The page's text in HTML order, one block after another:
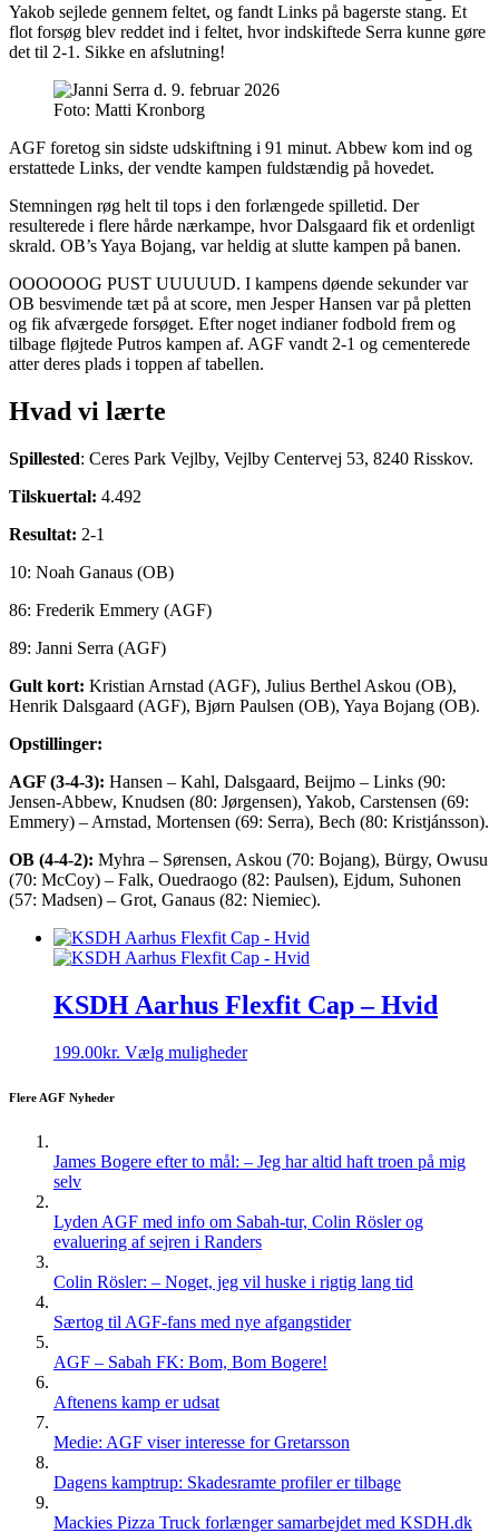
Yakob sejlede gennem feltet, og fandt Links på bagerste stang. Et
flot forsøg blev reddet ind i feltet, hvor indskiftede Serra kunne gøre
det til 2-1. Sikke en afslutning!
Foto: Matti Kronborg
AGF foretog sin sidste udskiftning i 91 minut. Abbew kom ind og
erstattede Links, der vendte kampen fuldstændig på hovedet.
Stemningen røg helt til tops i den forlængede spilletid. Der
resulterede i flere hårde nærkampe, hvor Dalsgaard fik et ordenligt
skrald. OB’s Yaya Bojang, var heldig at slutte kampen på banen.
OOOOOOG PUST UUUUUD. I kampens døende sekunder var
OB besvimende tæt på at score, men Jesper Hansen var på pletten
og fik afværgede forsøget. Efter noget indianer fodbold frem og
tilbage fløjtede Putros kampen af. AGF vandt 2-1 og cementerede
atter deres plads i toppen af tabellen.
Hvad vi lærte
Spillested: Ceres Park Vejlby, Vejlby Centervej 53, 8240 Risskov.
Tilskuertal: 4.492
Resultat: 2-1
10: Noah Ganaus (OB)
86: Frederik Emmery (AGF)
89: Janni Serra (AGF)
Gult kort: Kristian Arnstad (AGF), Julius Berthel Askou (OB),
Henrik Dalsgaard (AGF), Bjørn Paulsen (OB), Yaya Bojang (OB).
Opstillinger:
AGF (3-4-3): Hansen – Kahl, Dalsgaard, Beijmo – Links (90:
Jensen-Abbew, Knudsen (80: Jørgensen), Yakob, Carstensen (69:
Emmery) – Arnstad, Mortensen (69: Serra), Bech (80: Kristjánsson).
OB (4-4-2): Myhra – Sørensen, Askou (70: Bojang), Bürgy, Owusu
(70: McCoy) – Falk, Ouedraogo (82: Paulsen), Ejdum, Suhonen
(57: Madsen) – Grot, Ganaus (82: Niemiec).
KSDH Aarhus Flexfit Cap – Hvid
199.00kr. Vælg mulighederDette
Mulighederne
kan
på
varesiden
Flere AGF Nyheder
James Bogere efter to mål: – Jeg har altid haft troen på mig
selv
Lyden AGF med info om Sabah-tur, Colin Rösler og
evaluering af sejren i Randers
Colin Rösler: – Noget, jeg vil huske i rigtig lang tid
Særtog til AGF-fans med nye afgangstider
AGF – Sabah FK: Bom, Bom Bogere!
Aftenens kamp er udsat
Medie: AGF viser interesse for Gretarsson
Dagens kamptrup: Skadesramte profiler er tilbage
Mackies Pizza Truck forlænger samarbejdet med KSDH.dk